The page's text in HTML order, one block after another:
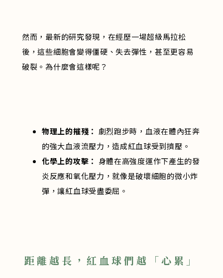
然而，最新的研究發現，在經歷一場超級馬拉松
後，這些細胞會變得僵硬、失去彈性，甚至更容易
破裂。為什麼會這樣呢？
物理上的摧殘： 劇烈跑步時，血液在體內狂奔
的強大血液流壓力，造成紅血球受到擠壓。
化學上的攻擊： 身體在高強度運作下產生的發
炎反應和氧化壓力，就像是破壞細胞的微小炸
彈，讓紅血球受盡委屈。
距離越長，紅血球們越「心累」